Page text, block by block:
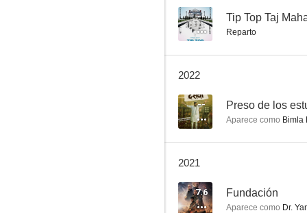
-- Tip Top Taj
Reparto
2022
-- Preso de los
Aparece como Bimla
2021
7.6 Fundación
Aparece como Dr.